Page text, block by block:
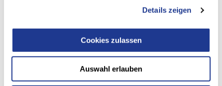
Details zeigen
Cookies zulassen
Auswahl erlauben
Ausbildung, Arbeiten und Karriere bei der
GROUPund ihren 11 Tochterunternehmen - hier finden Sie
Informationen und offene Stellen.